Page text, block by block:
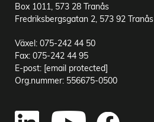
Box 1011, 573 28 Tranås
Fredriksbergsgatan 2, 573 92 Tranås
Växel: 075-242 44 50
Fax: 075-242 44 95
E-post: [email protected]
Org.nummer: 556675-0500